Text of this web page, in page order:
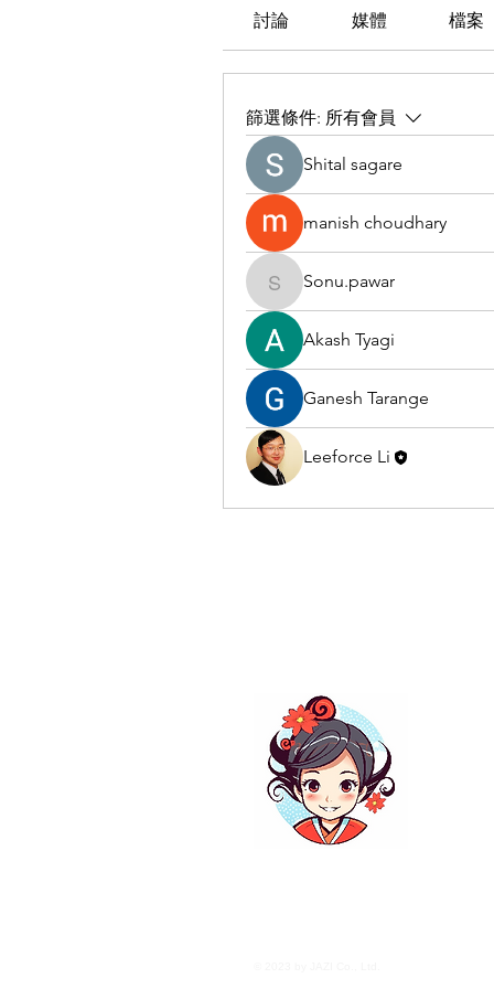
討論 媒體 檔案
篩選條件: 所有會員
Shital sagare
manish choudhary
Sonu.pawar
Sonu.pawar
Akash Tyagi
Ganesh Tarange
Leeforce Li